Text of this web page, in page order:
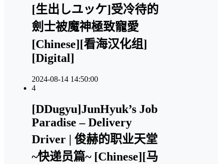
[生出しユッケ]受冷待的
劍士被魔神極致寵愛
[Chinese][看海汉化组]
[Digital]
2024-08-14 14:50:00
4
[DDugyu]JunHyuk’s Job
Paradise – Delivery
Driver | 俊赫的职业天堂
~快递员篇~ [Chinese][马